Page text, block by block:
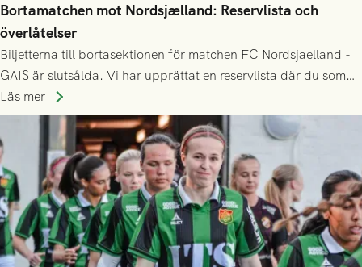
Bortamatchen mot Nordsjælland: Reservlista och
överlåtelser
Biljetterna till bortasektionen för matchen FC Nordsjaelland -
GAIS är slutsålda. Vi har upprättat en reservlista där du som
ännu inte har någon biljett kan anmäla ditt intresse. Du kan
inte själv överlåta din biljett till någon annan.
Läs mer